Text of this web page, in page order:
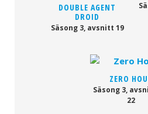
DOUBLE AGENT
DROID
Säsong 3, avsnitt 19
ZERO
Säsong 3,
22